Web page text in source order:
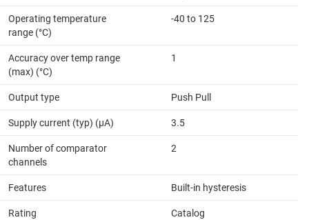
Operating temperature
range (°C)
-40 to 125
Accuracy over temp range
(max) (°C)
1
Output type Push Pull
Supply current (typ) (µA) 3.5
Number of comparator
channels
2
Features Built-in hysteresis
Rating Catalog